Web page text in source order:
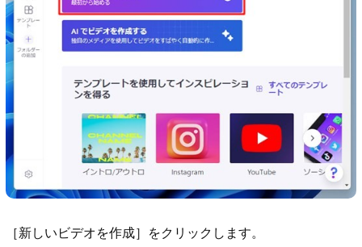
［新しいビデオを作成］をクリックします。